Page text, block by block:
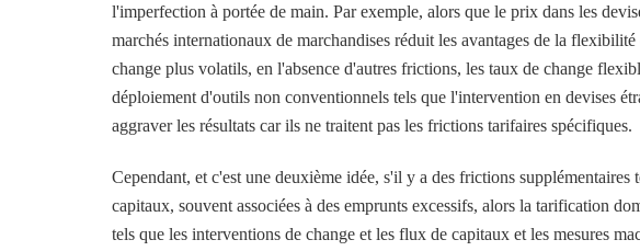
l'imperfection à portée de main. Par exemple, alors que le prix dans les
marchés internationaux de marchandises réduit les avantages de la
change plus volatils, en l'absence d'autres frictions, les taux de change
déploiement d'outils non conventionnels tels que l'intervention en devises
aggraver les résultats car ils ne traitent pas les frictions tarifaires spécifiques.
Cependant, et c'est une deuxième idée, s'il y a des frictions supplémentaires
capitaux, souvent associées à des emprunts excessifs, alors la tarification
tels que les interventions de change et les flux de capitaux et les mesures